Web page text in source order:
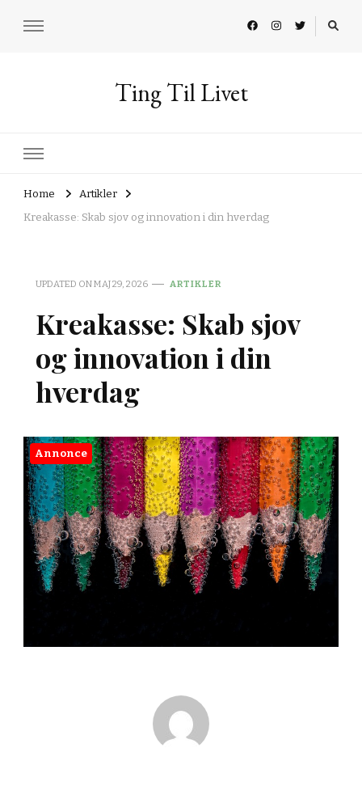
Ting Til Livet
Home
Artikler
Kreakasse: Skab sjov og innovation i din hverdag
UPDATED ONMAJ 29, 2026 ARTIKLER
Kreakasse: Skab sjov
og innovation i din
hverdag
Annonce